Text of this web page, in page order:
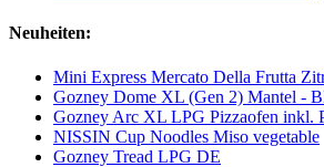
Neuheiten:
Mini Express Mercato Della Frutta
Gozney Dome XL (Gen 2) Mantel -
Gozney Arc XL LPG Pizzaofen inkl.
NISSIN Cup Noodles Miso vegetable
Gozney Tread LPG DE